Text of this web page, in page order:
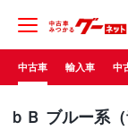
中古車 輸入車 中
ｂＢ ブルー系